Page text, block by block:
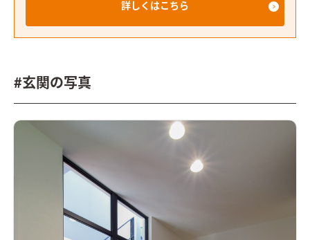
詳しくはこちら
#玄関の写真